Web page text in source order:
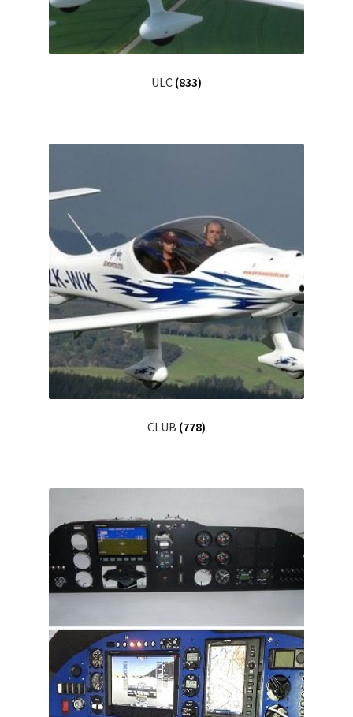
ULC (833)
CLUB (778)